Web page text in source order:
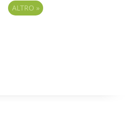
ALTRO »